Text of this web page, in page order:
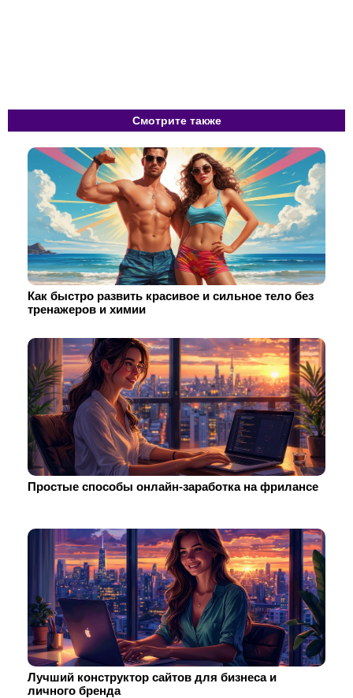
Смотрите также
Как быстро развить красивое и сильное тело без
тренажеров и химии
Простые способы онлайн-заработка на фрилансе
Лучший конструктор сайтов для бизнеса и
личного бренда